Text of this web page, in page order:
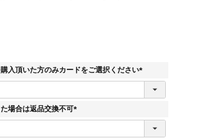
入頂いた方のみカードをご選択ください
(
場合は返品交換不可
(